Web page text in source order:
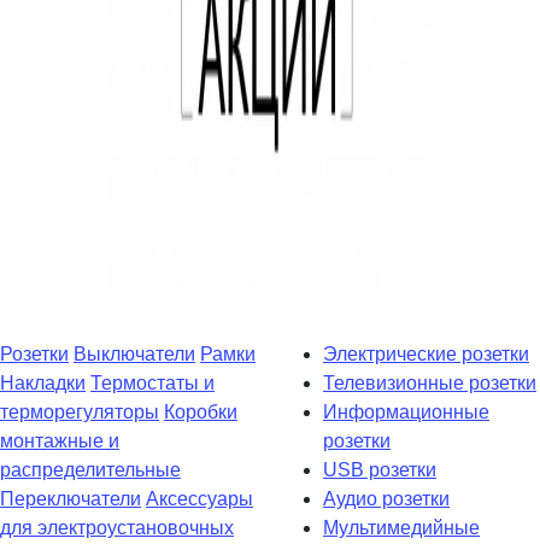
Розетки Выключатели Рамки
Накладки Термостаты и
терморегуляторы Коробки
монтажные и
распределительные
Переключатели Аксессуары
для электроустановочных
Электрические розетки
Телевизионные розетки
Информационные
розетки
USB розетки
Аудио розетки
Мультимедийные